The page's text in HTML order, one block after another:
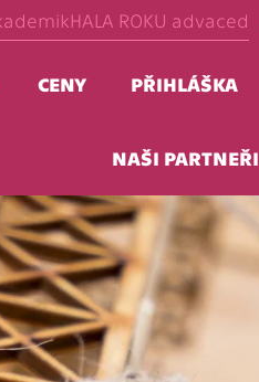
HALA ROKU advaced
CENY PŘIHLÁŠKA
NAŠI PARTNEŘI